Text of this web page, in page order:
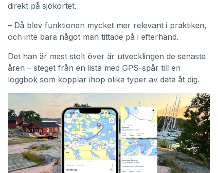
direkt på sjökortet.
– Då blev funktionen mycket mer relevant i praktiken,
och inte bara något man tittade på i efterhand.
Det han är mest stolt över är utvecklingen de senaste
åren – steget från en lista med GPS-spår till en
loggbok som kopplar ihop olika typer av data åt dig.